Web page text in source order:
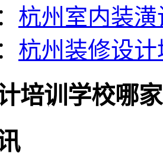
杭州室内装
杭州装修设
培训学校哪